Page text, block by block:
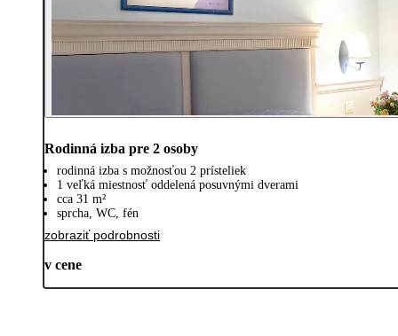
Rodinná izba pre 2 osoby
rodinná izba s možnosťou 2 prísteliek
1 veľká miestnosť oddelená posuvnými dverami
cca 31 m²
sprcha, WC, fén
zobraziť podrobnosti
v cene